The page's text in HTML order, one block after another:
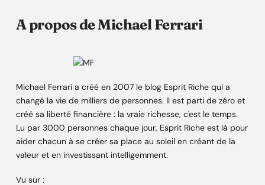
A propos de Michael Ferrari
Michael Ferrari a créé en 2007 le blog Esprit Riche qui a
changé la vie de milliers de personnes. Il est parti de zéro et
créé sa liberté financière : la vraie richesse, c'est le temps.
Lu par 3000 personnes chaque jour, Esprit Riche est là pour
aider chacun à se créer sa place au soleil en créant de la
valeur et en investissant intelligemment.
Vu sur :